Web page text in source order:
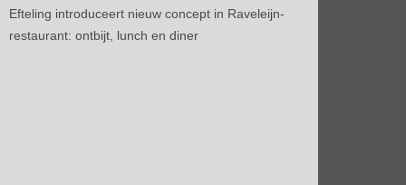
Efteling introduceert nieuw concept in Raveleijn-
restaurant: ontbijt, lunch en diner